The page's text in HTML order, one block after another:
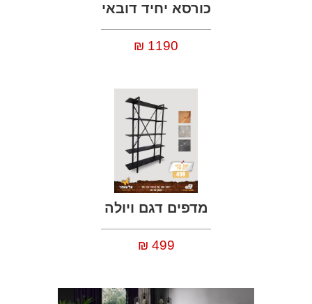
כורסא יחיד דובאי
1190
₪
מדפים דגם ויולה
499
₪